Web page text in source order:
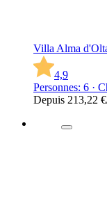
Villa Alma
4,9
Personnes: 6 ·
Depuis 213,22 €